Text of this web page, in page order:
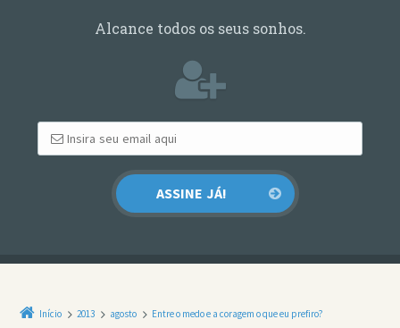
Alcance todos os seus sonhos.
Início 2013 agosto Entre o medo e a coragem o que eu prefiro?